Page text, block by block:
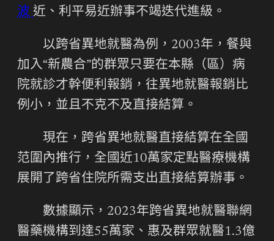
波 近、利平易近辦事不竭迭代進級。
以跨省異地就醫為例，2003年，餐與
加入“新農合”的群眾只要在本縣（區）病
院就診才幹便利報銷，往異地就醫報銷比
例小，並且不克不及直接結算。
現在，跨省異地就醫直接結算在全國
范圍內推行，全國近10萬家定點醫療機構
展開了跨省住院所需支出直接結算辦事。
數據顯示，2023年跨省異地就醫聯網
醫藥機構到達55萬家、惠及群眾就醫1.3億